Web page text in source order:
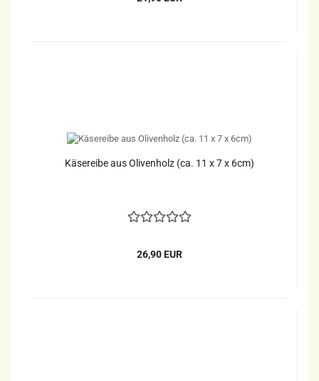
Käsereibe aus Olivenholz (ca. 11 x 7 x 6cm)
26,90 EUR